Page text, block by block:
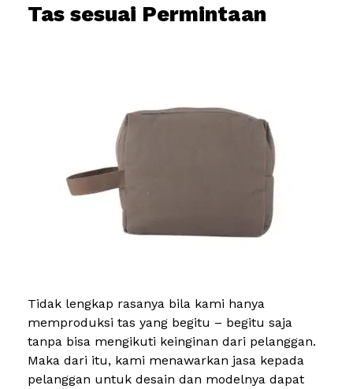
Tas sesuai Permintaan
Tidak lengkap rasanya bila kami hanya
memproduksi tas yang begitu – begitu saja
tanpa bisa mengikuti keinginan dari pelanggan.
Maka dari itu, kami menawarkan jasa kepada
pelanggan untuk desain dan modelnya dapat